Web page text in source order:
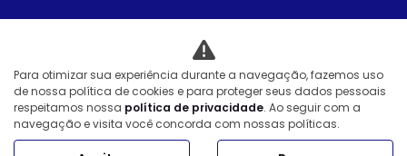
Formula Comercio de Automoveis LTDA
CNPJ: 01.304.124/0008-08
Desacelere. Seu bem maior é a vida.
Para otimizar sua experiência durante a navegação, fazemos uso
de nossa política de cookies e para proteger seus dados pessoais
respeitamos nossa política de privacidade. Ao seguir com a
navegação e visita você concorda com nossas políticas.